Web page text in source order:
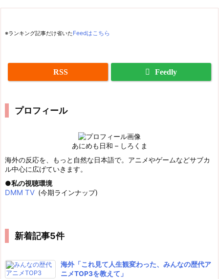
※ランキング記事だけ省いたFeedはこちら
RSS Feedly
プロフィール
あにめも日和 – しろくま
海外の反応を、もっと自然な日本語で。アニメやゲームなどサブカ
ル中心に広げていきます。
私の視聴環境
DMM TV (今期ラインナップ)
新着記事5件
海外「これ見て人生観変わった、みんなの歴代ア
ニメTOP3を教えて」